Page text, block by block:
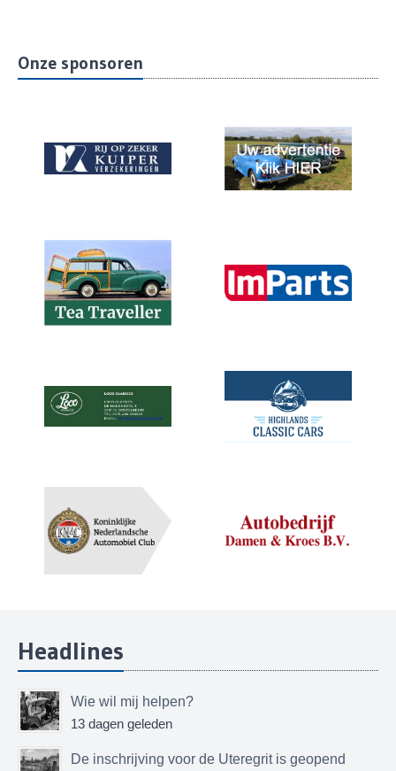
Onze sponsoren
Headlines
Wie wil mij helpen?
13 dagen geleden
De inschrijving voor de Uteregrit is geopend